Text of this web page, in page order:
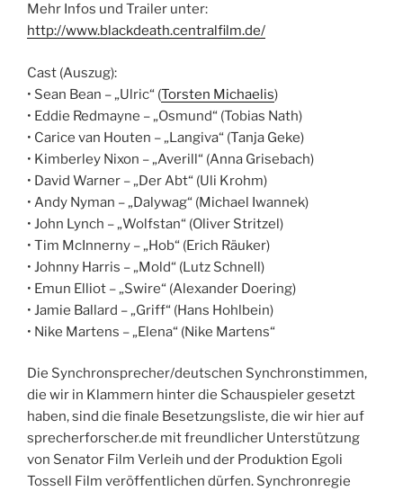
Mehr Infos und Trailer unter:
http://www.blackdeath.centralfilm.de/
Cast (Auszug):
• Sean Bean – „Ulric“ (Torsten Michaelis)
• Eddie Redmayne – „Osmund“ (Tobias Nath)
• Carice van Houten – „Langiva“ (Tanja Geke)
• Kimberley Nixon – „Averill“ (Anna Grisebach)
• David Warner – „Der Abt“ (Uli Krohm)
• Andy Nyman – „Dalywag“ (Michael Iwannek)
• John Lynch – „Wolfstan“ (Oliver Stritzel)
• Tim McInnerny – „Hob“ (Erich Räuker)
• Johnny Harris – „Mold“ (Lutz Schnell)
• Emun Elliot – „Swire“ (Alexander Doering)
• Jamie Ballard – „Griff“ (Hans Hohlbein)
• Nike Martens – „Elena“ (Nike Martens“
Die Synchronsprecher/deutschen Synchronstimmen,
die wir in Klammern hinter die Schauspieler gesetzt
haben, sind die finale Besetzungsliste, die wir hier auf
sprecherforscher.de mit freundlicher Unterstützung
von Senator Film Verleih und der Produktion Egoli
Tossell Film veröffentlichen dürfen. Synchronregie